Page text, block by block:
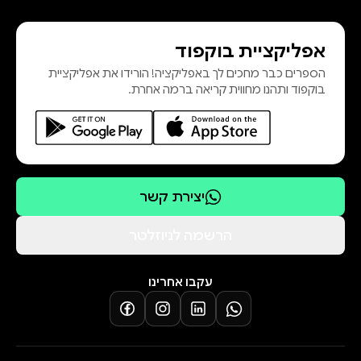
אלא גם את התהיות והקונפליקטים
המלווים את עבודתו. ספדיה מזמין את
הקוראים להתוודע אל אחורי הקלעים
של עבודתו משלב הסקיצה הראשונית,
ומתאר את תהליך
אפליקציית בוקפוד
הספרים כבר מחכים לך באפליקציה! הורידו את אפליקציית
בוקפוד ותהנו מחווית קריאה ברמה אחרת.
יצירת קשר
עקבו אחרינו